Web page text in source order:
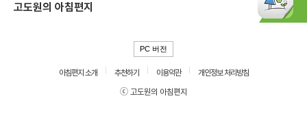
고도원의 아침편지
PC 버전
아침편지 소개 추천하기 이용약관
개인정보 처리방침
ⓒ 고도원의 아침편지